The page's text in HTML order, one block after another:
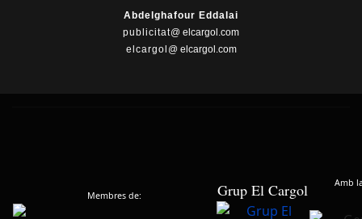
Abdelghafour Eddalai
publicitat@ elcargol.com
elcargol @ elcargol.com
Membres de: Grup El Cargol Amb